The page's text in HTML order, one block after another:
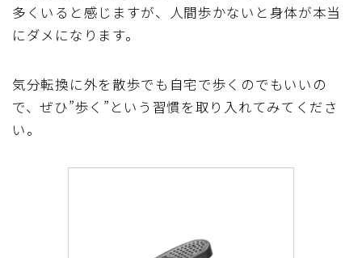
多くいると感じますが、人間歩かないと身体が本当
にダメになります。
気分転換に外を散歩でも自宅で歩くのでもいいの
で、ぜひ”歩く”という習慣を取り入れてみてくださ
い。